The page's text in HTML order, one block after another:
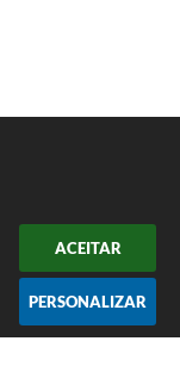
ACEITAR
PERSONALIZAR